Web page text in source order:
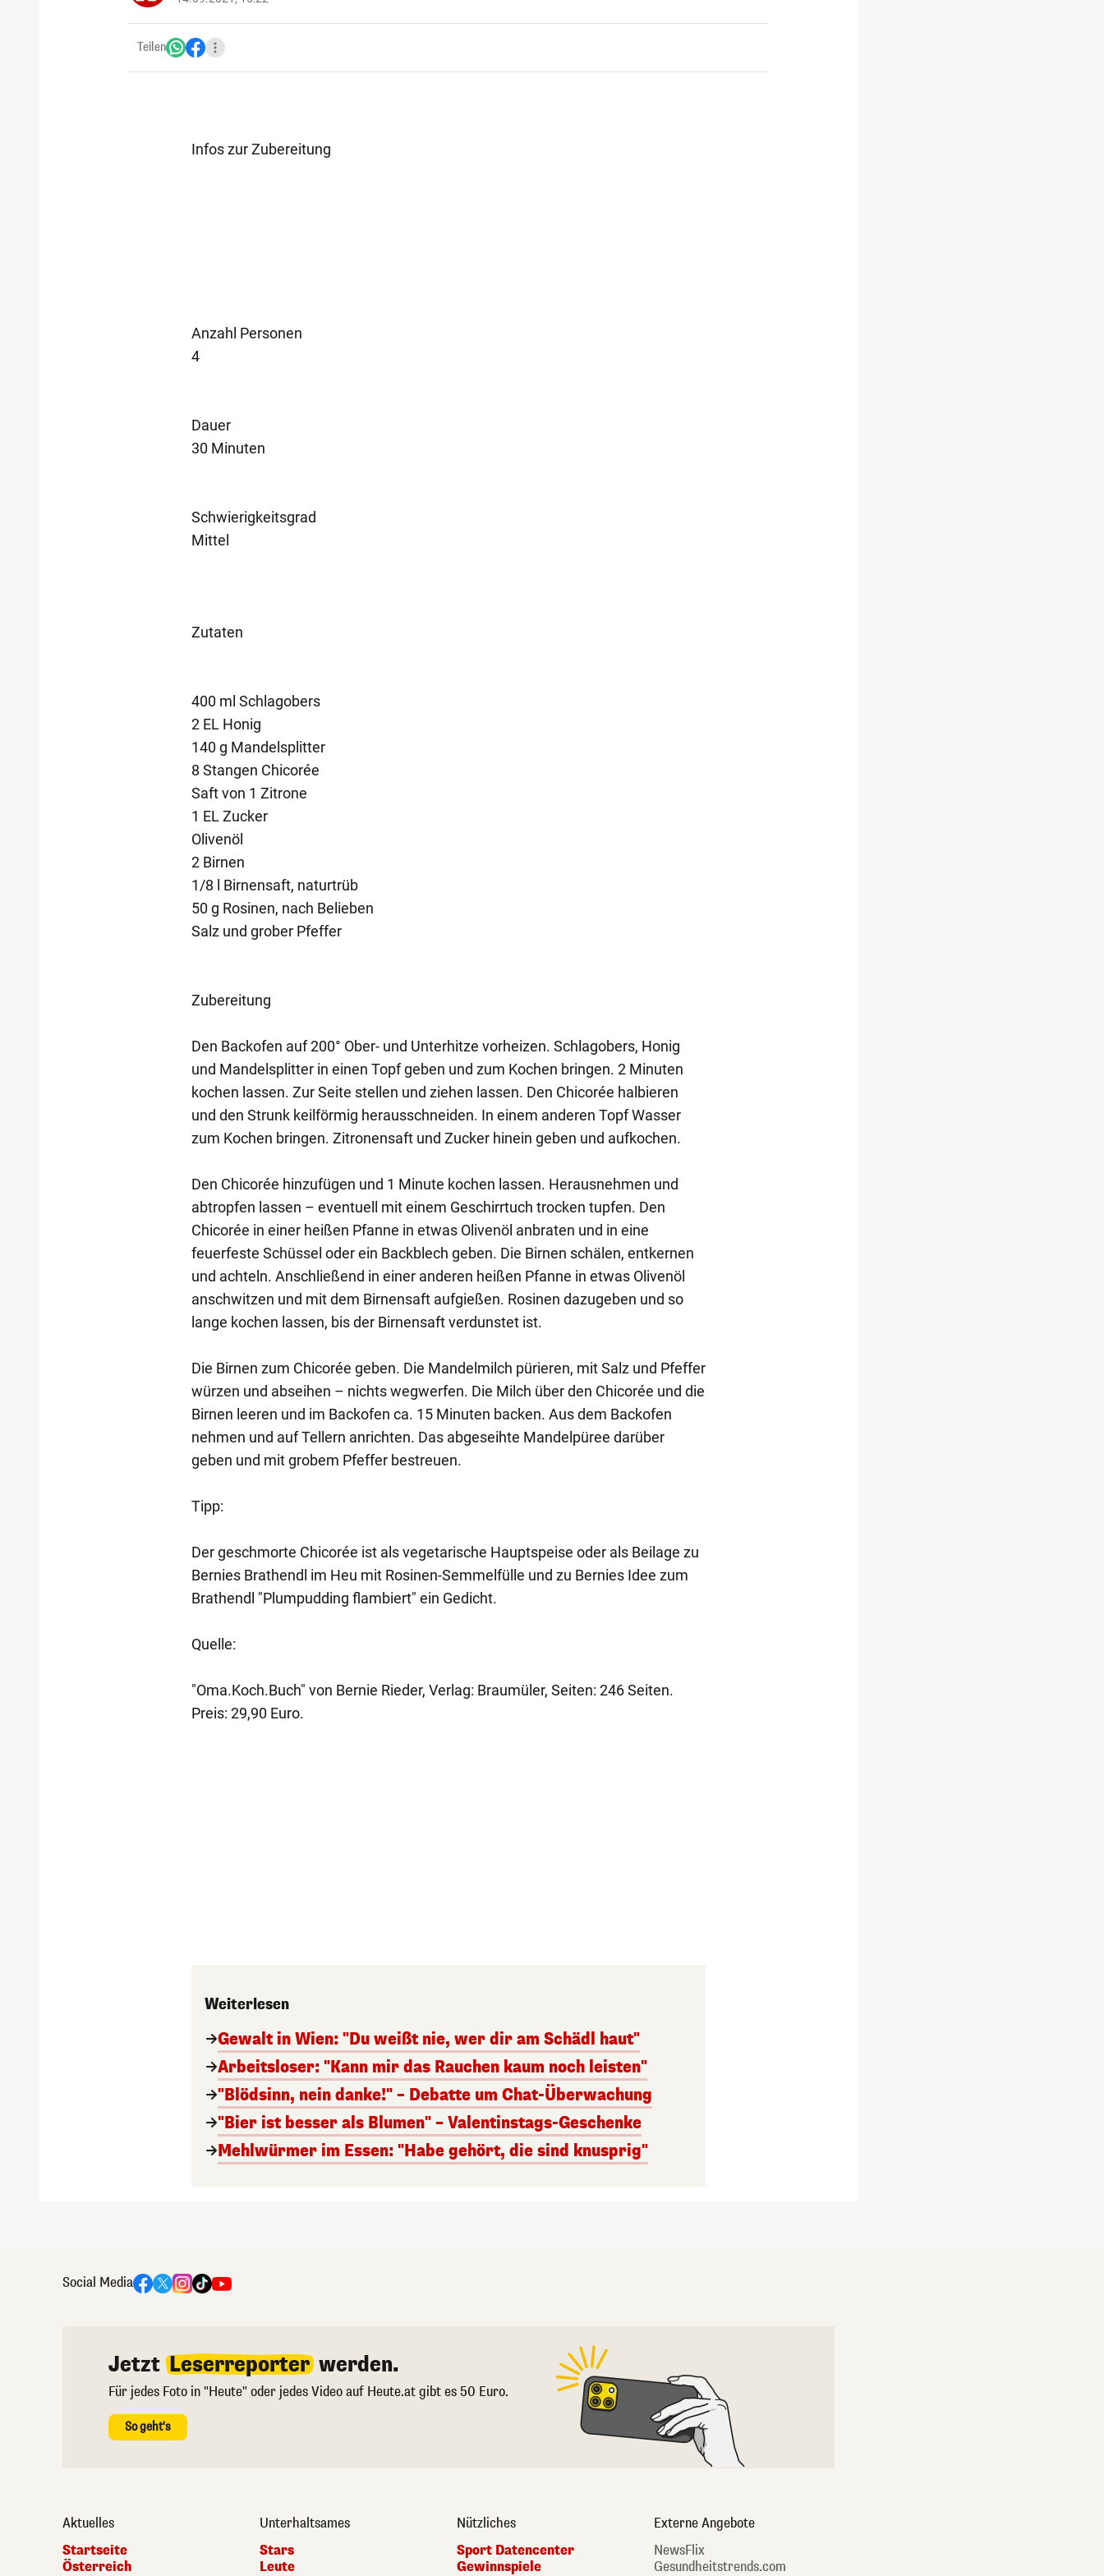
Teilen
Infos zur Zubereitung
Anzahl Personen
4
Dauer
30 Minuten
Schwierigkeitsgrad
Mittel
Zutaten
400 ml Schlagobers
2 EL Honig
140 g Mandelsplitter
8 Stangen Chicorée
Saft von 1 Zitrone
1 EL Zucker
Olivenöl
2 Birnen
1/8 l Birnensaft, naturtrüb
50 g Rosinen, nach Belieben
Salz und grober Pfeffer
Zubereitung
Den Backofen auf 200° Ober- und Unterhitze vorheizen. Schlagobers, Honig
und Mandelsplitter in einen Topf geben und zum Kochen bringen. 2 Minuten
kochen lassen. Zur Seite stellen und ziehen lassen. Den Chicorée halbieren
und den Strunk keilförmig herausschneiden. In einem anderen Topf Wasser
zum Kochen bringen. Zitronensaft und Zucker hinein geben und aufkochen.
Den Chicorée hinzufügen und 1 Minute kochen lassen. Herausnehmen und
abtropfen lassen – eventuell mit einem Geschirrtuch trocken tupfen. Den
Chicorée in einer heißen Pfanne in etwas Olivenöl anbraten und in eine
feuerfeste Schüssel oder ein Backblech geben. Die Birnen schälen, entkernen
und achteln. Anschließend in einer anderen heißen Pfanne in etwas Olivenöl
anschwitzen und mit dem Birnensaft aufgießen. Rosinen dazugeben und so
lange kochen lassen, bis der Birnensaft verdunstet ist.
Die Birnen zum Chicorée geben. Die Mandelmilch pürieren, mit Salz und Pfeffer
würzen und abseihen – nichts wegwerfen. Die Milch über den Chicorée und die
Birnen leeren und im Backofen ca. 15 Minuten backen. Aus dem Backofen
nehmen und auf Tellern anrichten. Das abgeseihte Mandelpüree darüber
geben und mit grobem Pfeffer bestreuen.
Tipp:
Der geschmorte Chicorée ist als vegetarische Hauptspeise oder als Beilage zu
Bernies Brathendl im Heu mit Rosinen-Semmelfülle und zu Bernies Idee zum
Brathendl "Plumpudding flambiert" ein Gedicht.
Quelle:
"Oma.Koch.Buch" von Bernie Rieder, Verlag: Braumüler, Seiten: 246 Seiten.
Preis: 29,90 Euro.
Weiterlesen
Gewalt in Wien: "Du weißt nie, wer dir am Schädl haut"
Arbeitsloser: "Kann mir das Rauchen kaum noch leisten"
"Blödsinn, nein danke!" – Debatte um Chat-Überwachung
"Bier ist besser als Blumen" – Valentinstags-Geschenke
Mehlwürmer im Essen: "Habe gehört, die sind knusprig"
Social Media
Jetzt Leserreporter werden.
Für jedes Foto in "Heute" oder jedes Video auf Heute.at gibt es 50 Euro.
So geht's
Aktuelles
Startseite
Österreich
Unterhaltsames
Stars
Leute
Nützliches
Sport Datencenter
Gewinnspiele
Externe Angebote
NewsFlix
Gesundheitstrends.com